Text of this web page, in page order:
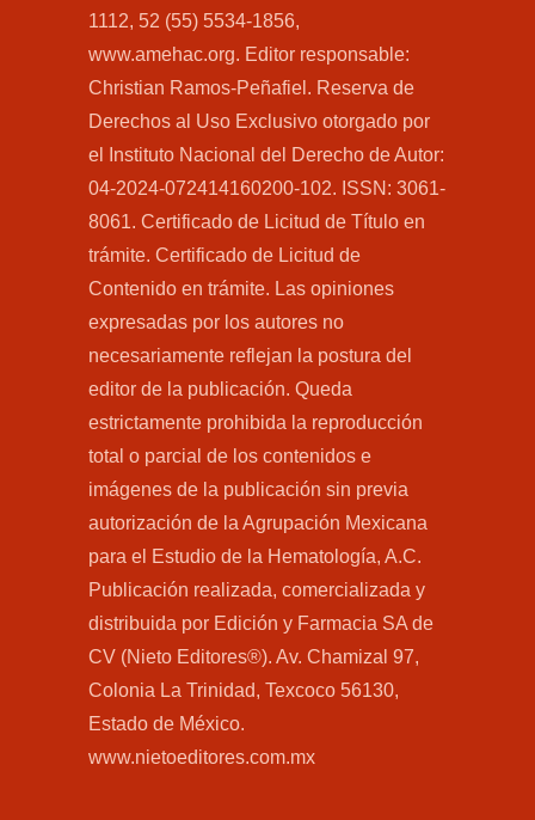
1112, 52 (55) 5534-1856,
www.amehac.org. Editor responsable:
Christian Ramos-Peñafiel. Reserva de
Derechos al Uso Exclusivo otorgado por
el Instituto Nacional del Derecho de Autor:
04-2024-072414160200-102. ISSN: 3061-
8061. Certificado de Licitud de Título en
trámite. Certificado de Licitud de
Contenido en trámite. Las opiniones
expresadas por los autores no
necesariamente reflejan la postura del
editor de la publicación. Queda
estrictamente prohibida la reproducción
total o parcial de los contenidos e
imágenes de la publicación sin previa
autorización de la Agrupación Mexicana
para el Estudio de la Hematología, A.C.
Publicación realizada, comercializada y
distribuida por Edición y Farmacia SA de
CV (Nieto Editores®). Av. Chamizal 97,
Colonia La Trinidad, Texcoco 56130,
Estado de México.
www.nietoeditores.com.mx